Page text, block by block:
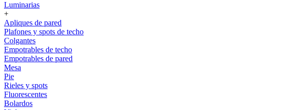
Luminarias
+
Apliques de pared
Plafones y spots de techo
Colgantes
Empotrables de techo
Empotrables de pared
Mesa
Pie
Rieles y spots
Fluorescentes
Bolardos